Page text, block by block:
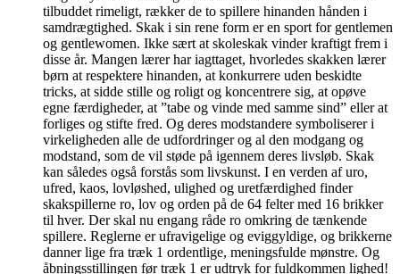
tilbuddet rimeligt, rækker de to spillere hinanden hånden i
samdrægtighed. Skak i sin rene form er en sport for gentlemen
og gentlewomen. Ikke sært at skoleskak vinder kraftigt frem i
disse år. Mangen lærer har iagttaget, hvorledes skakken lærer
børn at respektere hinanden, at konkurrere uden beskidte
tricks, at sidde stille og roligt og koncentrere sig, at opøve
egne færdigheder, at ”tabe og vinde med samme sind” eller at
forliges og stifte fred. Og deres modstandere symboliserer i
virkeligheden alle de udfordringer og al den modgang og
modstand, som de vil støde på igennem deres livsløb. Skak
kan således også forstås som livskunst. I en verden af uro,
ufred, kaos, lovløshed, ulighed og uretfærdighed finder
skakspillerne ro, lov og orden på de 64 felter med 16 brikker
til hver. Der skal nu engang råde ro omkring de tænkende
spillere. Reglerne er ufravigelige og eviggyldige, og brikkerne
danner lige fra træk 1 ordentlige, meningsfulde mønstre. Og
åbningsstillingen før træk 1 er udtryk for fuldkommen lighed!